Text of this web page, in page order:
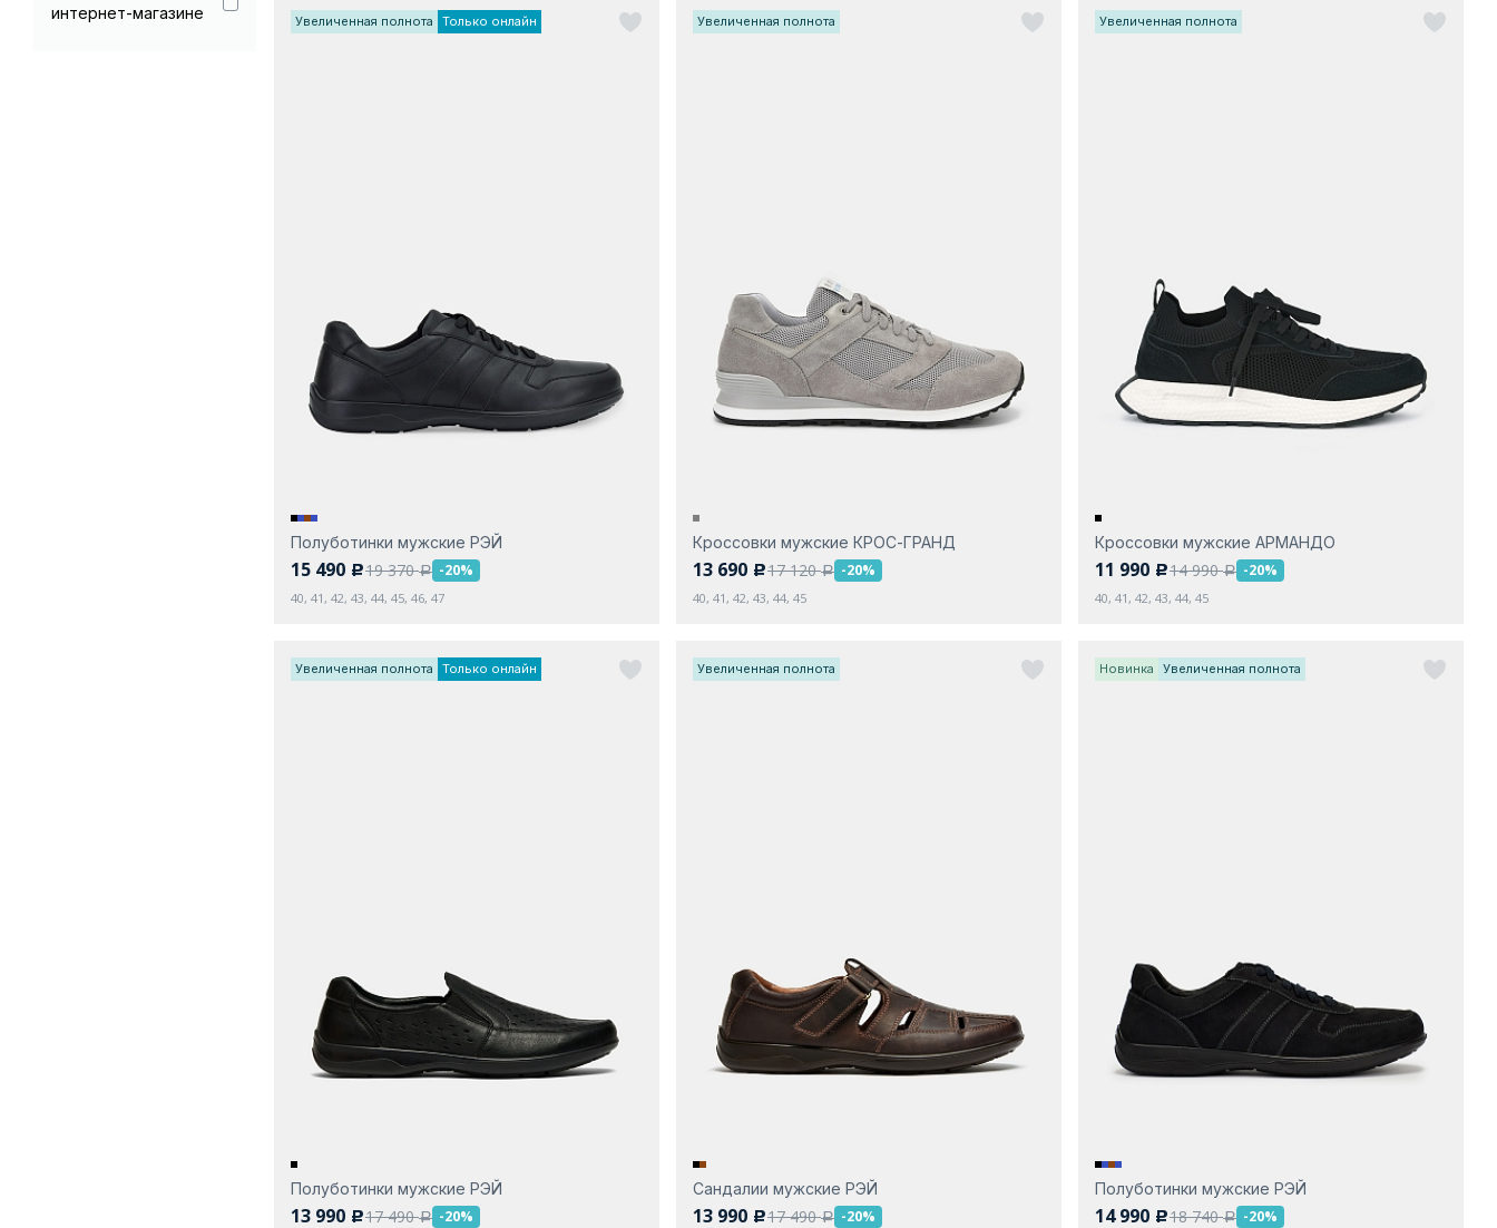
интернет-магазине
Увеличенная полнота Только онлайн
Полуботинки мужские РЭЙ
15 490 c19 370a -20%
40, 41, 42, 43, 44, 45, 46, 47
Увеличенная полнота
Кроссовки мужские КРОС-ГРАНД
13 690 c17 120a -20%
40, 41, 42, 43, 44, 45
Увеличенная полнота
Кроссовки мужские АРМАНДО
11 990 c14 990a -20%
40, 41, 42, 43, 44, 45
Увеличенная полнота Только онлайн
Полуботинки мужские РЭЙ
13 990 c17 490a -20%
Увеличенная полнота
Сандалии мужские РЭЙ
13 990 c17 490a -20%
Новинка Увеличенная полнота
Полуботинки мужские РЭЙ
14 990 c18 740a -20%